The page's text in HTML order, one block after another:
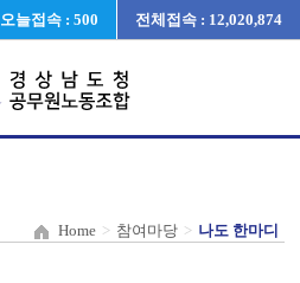
오늘접속 : 500 전체접속 : 12,020,874
Home > 참여마당 > 나도 한마디